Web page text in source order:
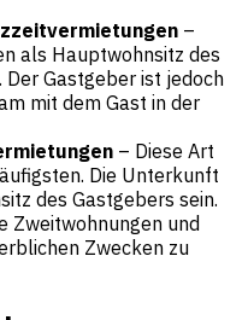
–
als Hauptwohnsitz des
Gastgeber ist jedoch
mit dem Gast in der
– Diese Art
Die Unterkunft
des Gastgebers sein.
Zweitwohnungen und
Zwecken zu